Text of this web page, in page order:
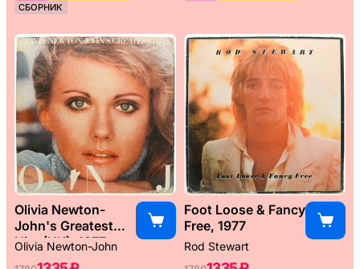
СБОРНИК
Olivia Newton-
John's Greatest
Hits (UK), 1977
Olivia Newton-John
Foot Loose & Fancy
Free, 1977
Rod Stewart